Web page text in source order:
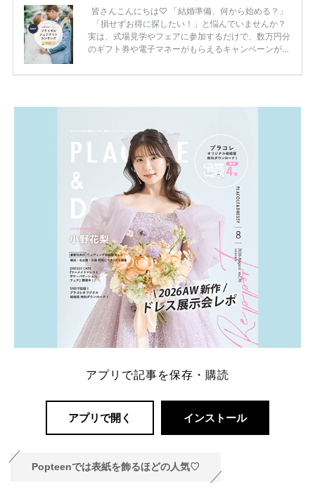
皆さんこんにちは♡ 「結婚準備、何から始める？」
「損せずお得に探したい！」と悩んでいませんか？
実は、式場見学やフェアに参加するだけで、数万円分
のギフト券や電子マネーがもらえるキャンペーンがあ
ため、比較せずに選ぶと損をしてしまうことも……。
一番お得？」「プラコレの特典は？」といった疑問も
解決します。 まずは診断で候補を絞れる「ウェディ
ング診断」か、体験型 […]続きを読む
アプリで記事を保存・購読
アプリで開く インストール
Popteenでは表紙を飾るほどの人気♡